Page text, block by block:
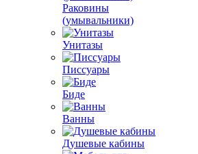
Раковины
(умывальники)
Унитазы
Писсуары
Биде
Ванны
Душевые кабины